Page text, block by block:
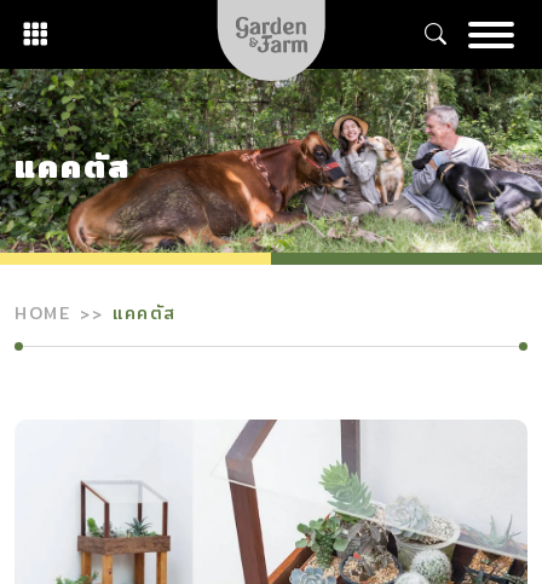
content
แคคตัส
HOME แคคตัส